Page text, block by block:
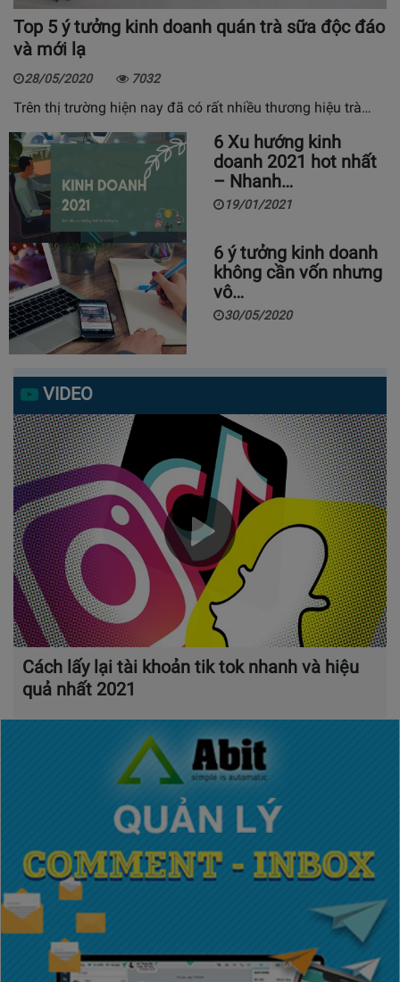
Top 5 ý tưởng kinh doanh quán trà sữa độc đáo
và mới lạ
28/05/2020 7032
Trên thị trường hiện nay đã có rất nhiều thương hiệu trà…
6 Xu hướng kinh
doanh 2021 hot nhất
– Nhanh…
19/01/2021
6 ý tưởng kinh doanh
không cần vốn nhưng
vô…
30/05/2020
VIDEO
Cách lấy lại tài khoản tik tok nhanh và hiệu
quả nhất 2021